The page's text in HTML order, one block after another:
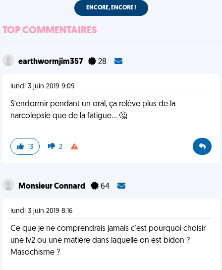
ENCORE, ENCORE !
TOP COMMENTAIRES
earthwormjim357 28
lundi 3 juin 2019 9:09
S’endormir pendant un oral, ça relève plus de la
narcolepsie que de la fatigue... 🤔
13 2
Monsieur Connard 64
lundi 3 juin 2019 8:16
Ce que je ne comprendrais jamais c'est pourquoi choisir
une lv2 ou une matière dans laquelle on est bidon ?
Masochisme ?